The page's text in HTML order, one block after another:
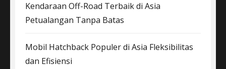
Kendaraan Off-Road Terbaik di Asia
Petualangan Tanpa Batas
Mobil Hatchback Populer di Asia Fleksibilitas
dan Efisiensi